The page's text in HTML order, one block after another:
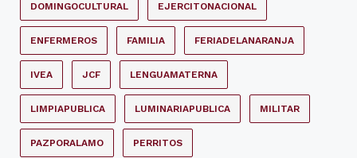
DOMINGOCULTURAL EJERCITONACIONAL
ENFERMEROS FAMILIA FERIADELANARANJA
IVEA JCF LENGUAMATERNA
LIMPIAPUBLICA LUMINARIAPUBLICA MILITAR
PAZPORALAMO PERRITOS